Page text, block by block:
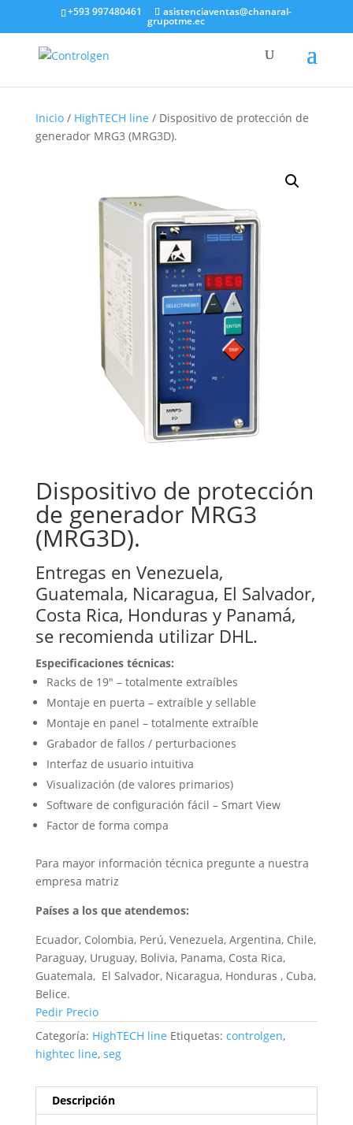
+593 997480461 asistenciaventas@chanaral-
grupotme.ec
Inicio/ HighTECH line / Dispositivo de protección de
generador MRG3 (MRG3D).
Dispositivo de protección
de generador MRG3
(MRG3D).
Entregas en Venezuela,
Guatemala, Nicaragua, El Salvador,
Costa Rica, Honduras y Panamá,
se recomienda utilizar DHL.
Especificaciones técnicas:
Racks de 19″ – totalmente extraíbles
Montaje en puerta – extraíble y sellable
Montaje en panel – totalmente extraíble
Grabador de fallos / perturbaciones
Interfaz de usuario intuitiva
Visualización (de valores primarios)
Software de configuración fácil – Smart View
Factor de forma compa
Para mayor información técnica pregunte a nuestra
empresa matriz
Países a los que atendemos:
Ecuador, Colombia, Perú, Venezuela, Argentina, Chile,
Paraguay, Uruguay, Bolivia, Panama, Costa Rica,
Guatemala, El Salvador, Nicaragua, Honduras , Cuba,
Belice.
Pedir Precio
Categoría: HighTECH line Etiquetas: controlgen,
hightec line, seg
Descripción